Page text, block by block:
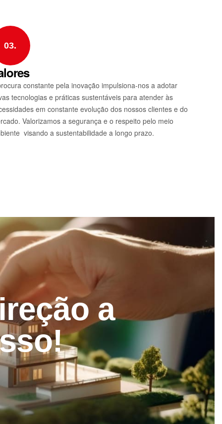
03.
constante pela inovação impulsiona-nos a adotar
tecnologias e práticas sustentáveis para atender às
em constante evolução dos nossos clientes e do
Valorizamos a segurança e o respeito pelo meio
visando a sustentabilidade a longo prazo.
a